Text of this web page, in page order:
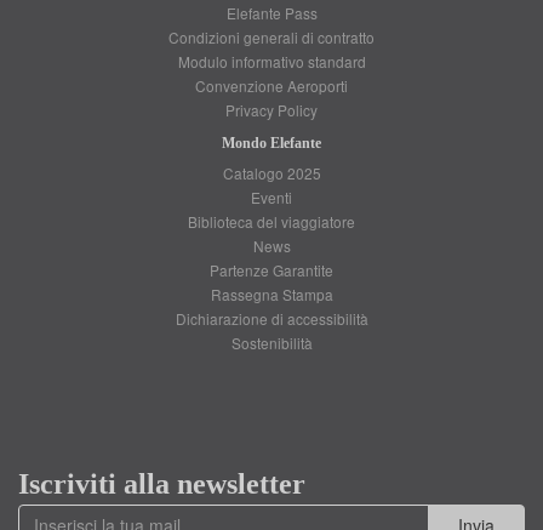
Elefante Pass
Condizioni generali di contratto
Modulo informativo standard
Convenzione Aeroporti
Privacy Policy
Mondo Elefante
Catalogo 2025
Eventi
Biblioteca del viaggiatore
News
Partenze Garantite
Rassegna Stampa
Dichiarazione di accessibilità
Sostenibilità
Iscriviti alla newsletter
Invia